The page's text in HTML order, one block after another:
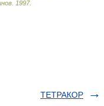
1997.
ТЕТРАКОР